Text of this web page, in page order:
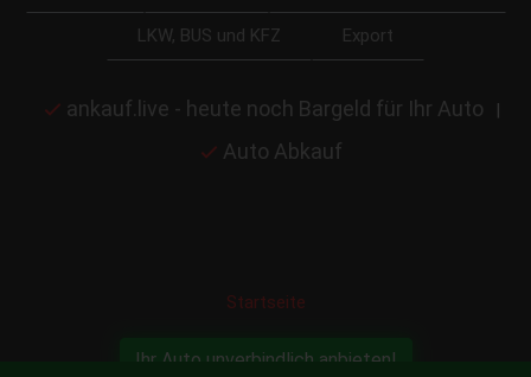
LKW, BUS und KFZ Export
ankauf.live - heute noch Bargeld für Ihr Auto |
Auto Abkauf
Startseite
Ihr Auto unverbindlich anbieten!